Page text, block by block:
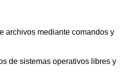
archivos mediante comandos y
de sistemas operativos libres y